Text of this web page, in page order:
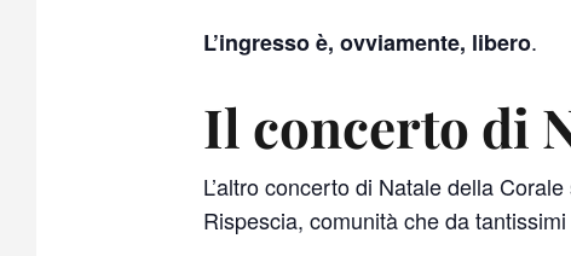
L’ingresso è, ovviamente, libero.
Il concerto di
L’altro concerto di Natale della
Rispescia, comunità che da